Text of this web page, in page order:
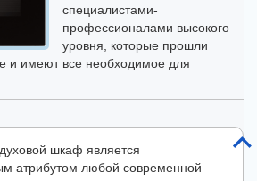
специалистами-
профессионалами высокого
уровня, которые прошли
и имеют все необходимое для
шкаф является
атрибутом любой современной